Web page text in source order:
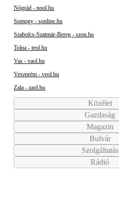
Nógrád - nool.hu
Somogy - sonline.hu
Szabolcs-Szatmár-Bereg - szon.hu
Tolna - teol.hu
Vas - vaol.hu
Veszprém - veol.hu
Zala - zaol.hu
Közélet
Gazdaság
Magazin
Bulvár
Szolgáltatás
Rádió